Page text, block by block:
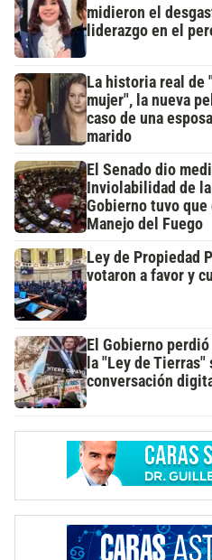
midieron el
liderazgo en el
La historia real de
mujer", la nueva
caso de una
marido
El Senado dio
Inviolabilidad de
Gobierno tuvo que
Manejo del Fuego
Ley de Propiedad
votaron a favor y
El Gobierno
la "Ley de
conversación